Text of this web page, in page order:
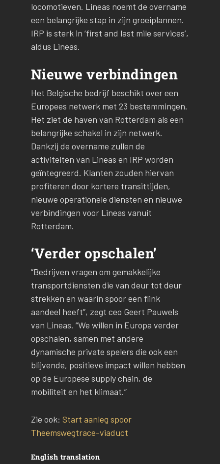
locomotieven. Lineas noemt de overname
een belangrijke stap in zijn groeiplannen.
IRP is sterk in ‘first and last mile services’,
aldus Lineas.
Nieuwe verbindingen
Het Belgische bedrijf beschikt over een
Europees netwerk met 23 bestemmingen.
Het ziet de haven van Rotterdam als een
belangrijke schakel in zijn netwerk.
Dankzij de overname zullen de
activiteiten van Lineas en IRP worden
geïntegreerd. Klanten zouden hiervan
profiteren door kortere transittijden,
nieuwe operationele diensten en nieuwe
verbindingen voor Lineas vanuit
Rotterdam.
‘Verder opschalen’
“Bedrijven vragen om gemakkelijke
transportdiensten die van deur tot deur
strekken en waarin spoor een flink
aandeel heeft”, zegt ceo Geert Pauwels
van Lineas. “We willen in Europa verder
opschalen, samen met andere
dynamische private spelers die ook een
blijvende, positieve impact willen hebben
op de Europese supply chain, de
mobiliteit en het klimaat.”
Zie ook: Start aanleg spoor
Theemswegtrace-viaduct
English translation